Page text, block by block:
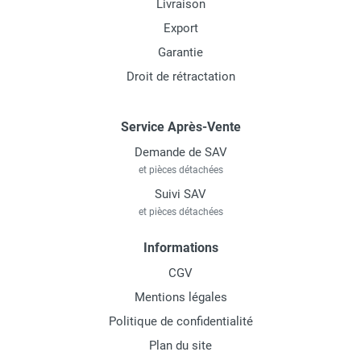
Livraison
Export
Garantie
Droit de rétractation
Service Après-Vente
Demande de SAV
et pièces détachées
Suivi SAV
et pièces détachées
Informations
CGV
Mentions légales
Politique de confidentialité
Plan du site